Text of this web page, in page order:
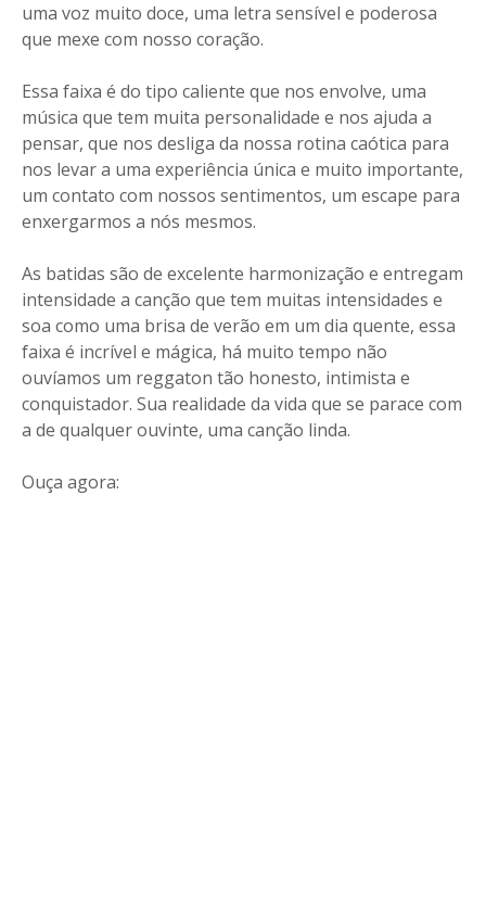
uma voz muito doce, uma letra sensível e poderosa
que mexe com nosso coração.
Essa faixa é do tipo caliente que nos envolve, uma
música que tem muita personalidade e nos ajuda a
pensar, que nos desliga da nossa rotina caótica para
nos levar a uma experiência única e muito importante,
um contato com nossos sentimentos, um escape para
enxergarmos a nós mesmos.
As batidas são de excelente harmonização e entregam
intensidade a canção que tem muitas intensidades e
soa como uma brisa de verão em um dia quente, essa
faixa é incrível e mágica, há muito tempo não
ouvíamos um reggaton tão honesto, intimista e
conquistador. Sua realidade da vida que se parace com
a de qualquer ouvinte, uma canção linda.
Ouça agora: